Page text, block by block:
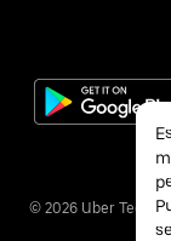
© 2026 Uber